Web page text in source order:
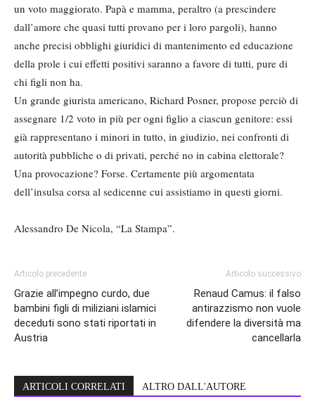
un voto maggiorato. Papà e mamma, peraltro (a prescindere
dall’amore che quasi tutti provano per i loro pargoli), hanno
anche precisi obblighi giuridici di mantenimento ed educazione
della prole i cui effetti positivi saranno a favore di tutti, pure di
chi figli non ha.
Un grande giurista americano, Richard Posner, propose perciò di
assegnare 1/2 voto in più per ogni figlio a ciascun genitore: essi
già rappresentano i minori in tutto, in giudizio, nei confronti di
autorità pubbliche o di privati, perché no in cabina elettorale?
Una provocazione? Forse. Certamente più argomentata
dell’insulsa corsa al sedicenne cui assistiamo in questi giorni.
Alessandro De Nicola, “La Stampa”.
Articolo precedente
Grazie all’impegno curdo, due
bambini figli di miliziani islamici
deceduti sono stati riportati in
Austria
Articolo successivo
Renaud Camus: il falso
antirazzismo non vuole
difendere la diversità ma
cancellarla
ARTICOLI CORRELATI ALTRO DALL'AUTORE